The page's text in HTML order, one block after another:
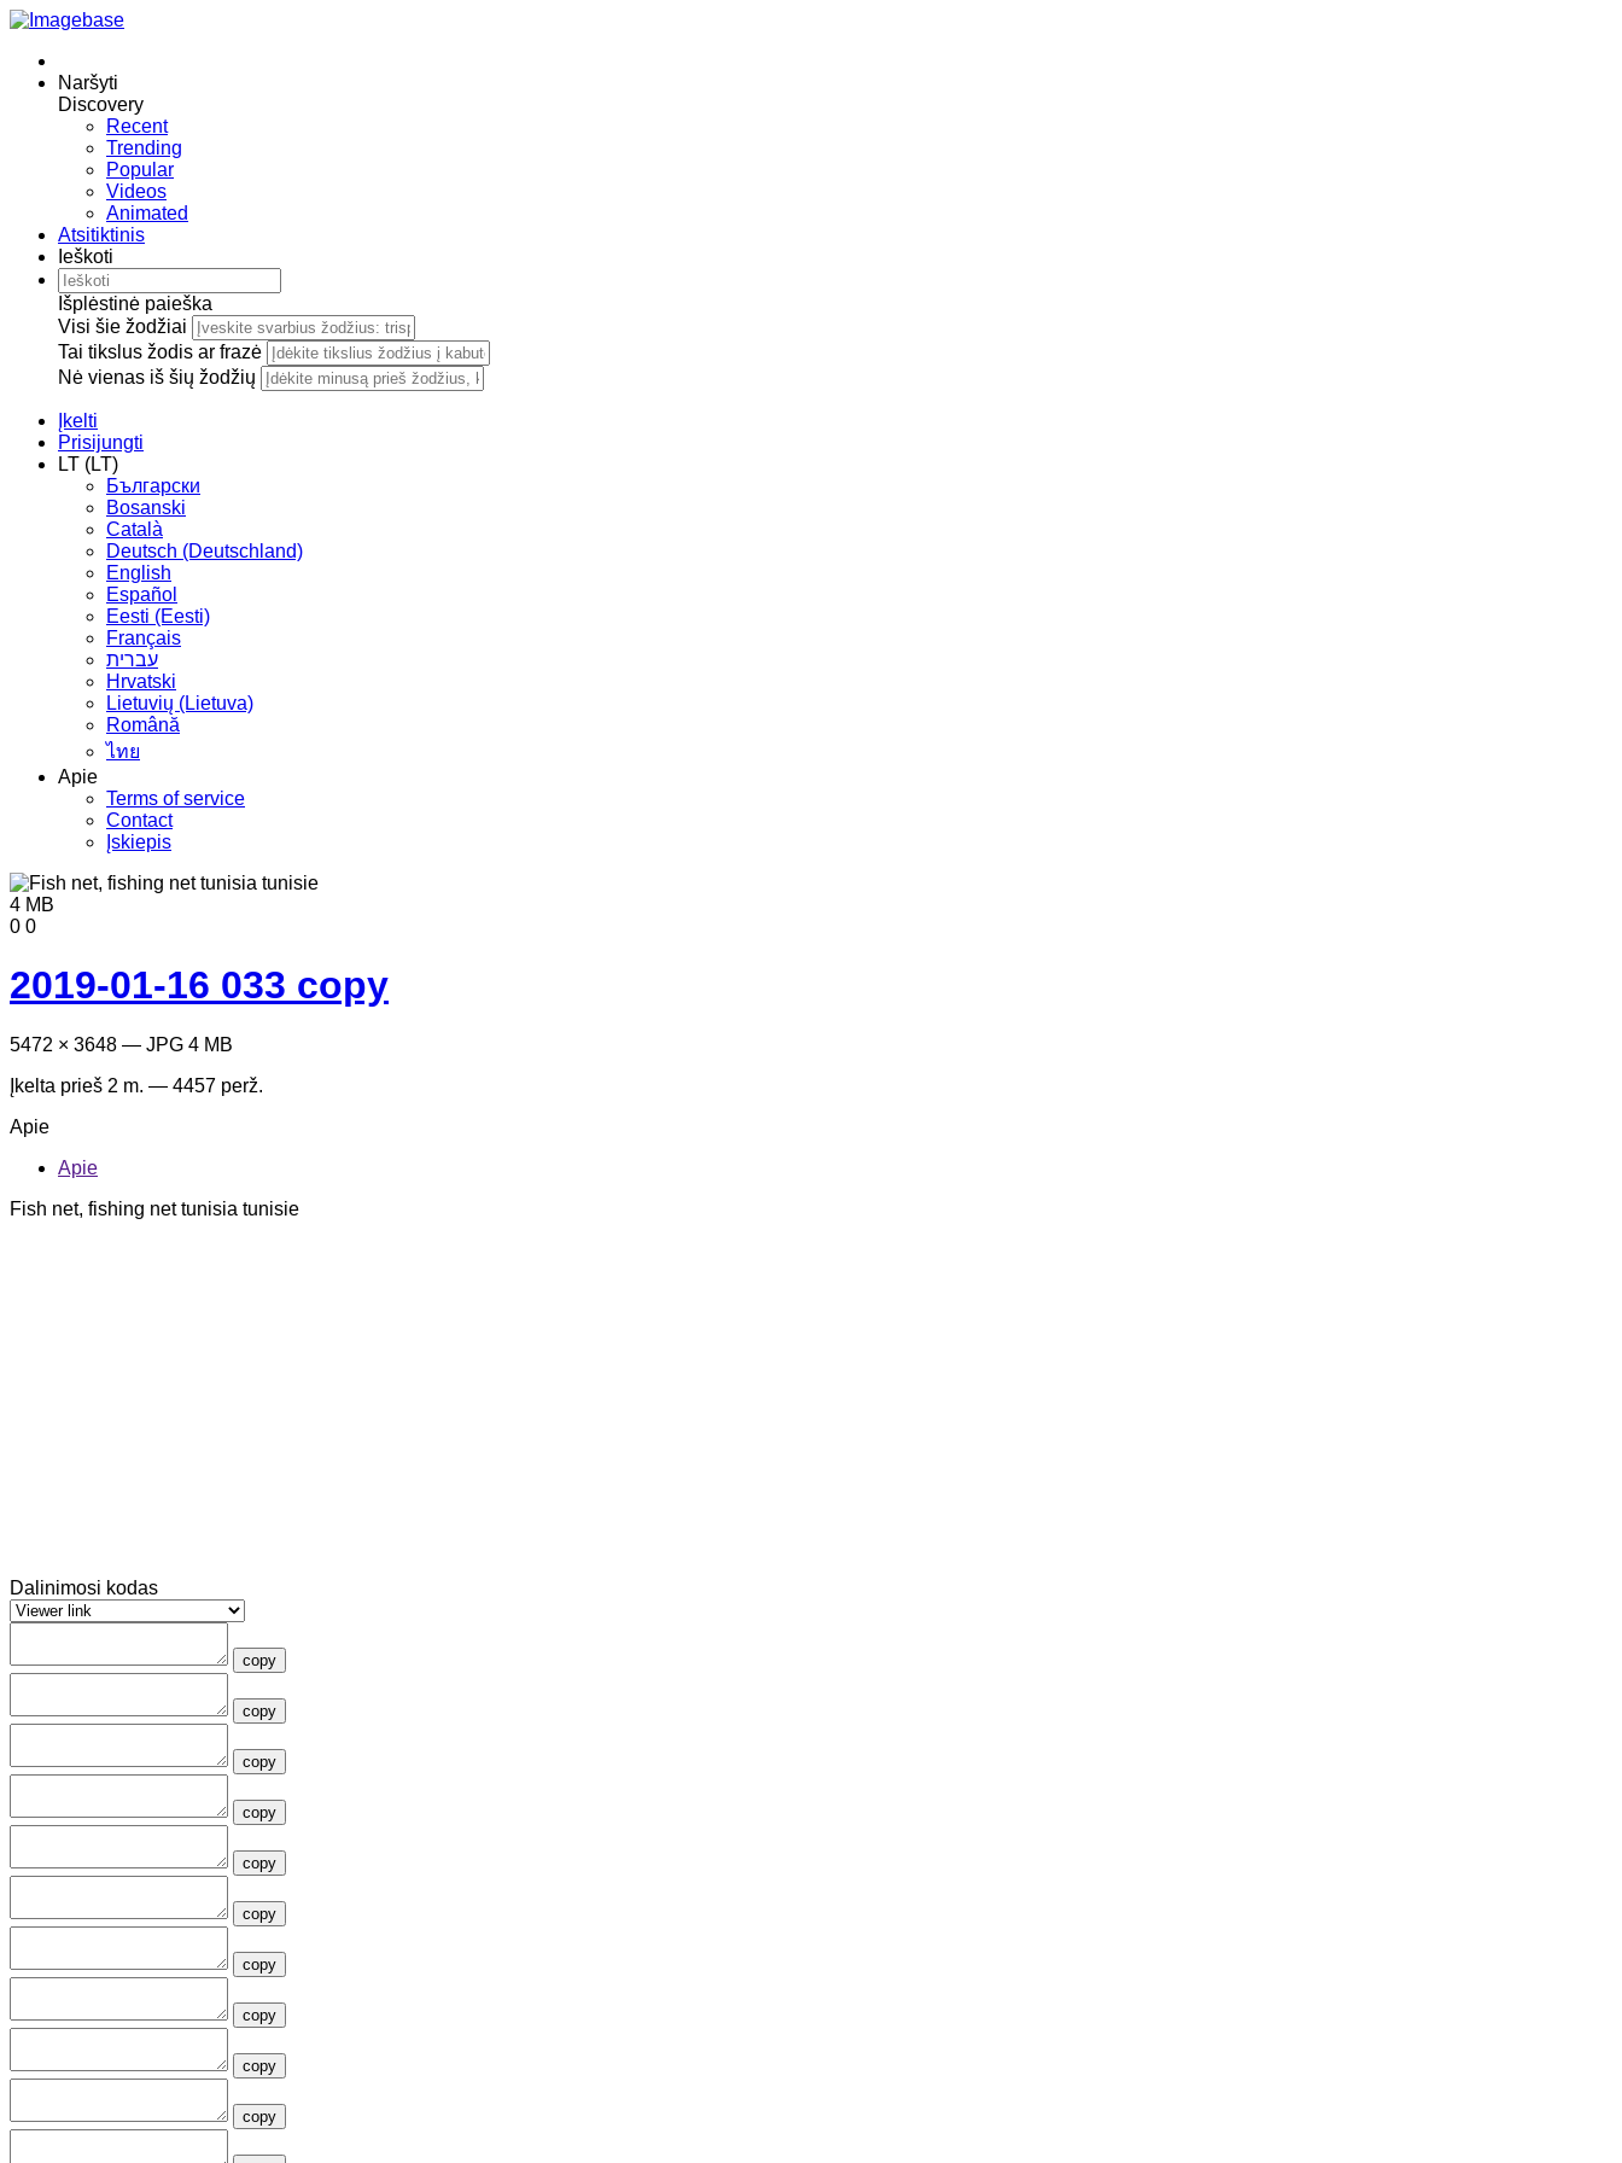
Naršyti
Discovery
Recent
Trending
Popular
Videos
Animated
Atsitiktinis
Ieškoti
Išplėstinė paieška
Visi šie žodžiai
Tai tikslus žodis ar frazė
Nė vienas iš šių žodžių
Įkelti
Prisijungti
LT (LT)
Български
Bosanski
Сatalà
Deutsch (Deutschland)
English
Español
Eesti (Eesti)
Français
עברית
Hrvatski
Lietuvių (Lietuva)
Română
ไทย
Apie
Terms of service
Contact
Įskiepis
4 MB
0 0
2019-01-16 033 copy
5472 × 3648 — JPG 4 MB
Įkelta prieš 2 m. — 4457 perž.
Apie
Apie
Fish net, fishing net tunisia tunisie
Dalinimosi kodas
copy
copy
copy
copy
copy
copy
copy
copy
copy
copy